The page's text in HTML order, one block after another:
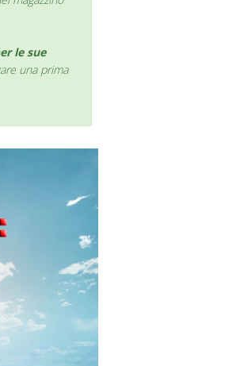
le sue
una prima